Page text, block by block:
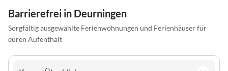
Barrierefrei in Deurningen
Sorgfältig ausgewählte Ferienwohnungen und Ferienhäuser für
euren Aufenthalt